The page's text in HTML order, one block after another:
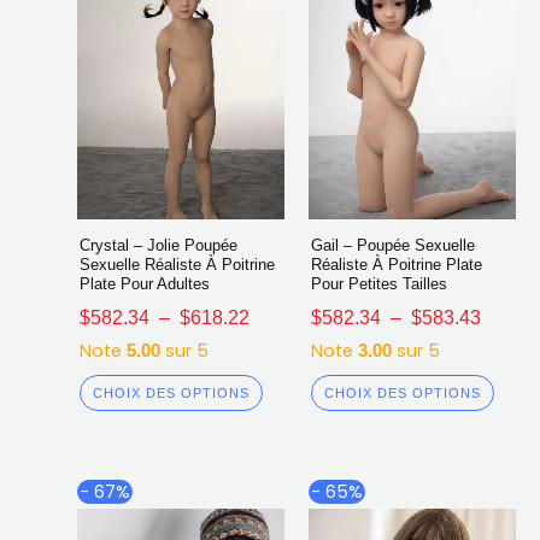
Crystal – Jolie Poupée
Sexuelle Réaliste À Poitrine
Plate Pour Adultes
$582.34 – $618.22
Note 5.00sur 5
CHOIX DES OPTIONS
produit
Gail – Poupée Sexuelle
Réaliste À Poitrine Plate
Pour Petites Tailles
$582.34 – $583.43
Note 3.00sur 5
CHOIX DES OPTIONS
- 67%
Plage
de
produit
- 65%
de